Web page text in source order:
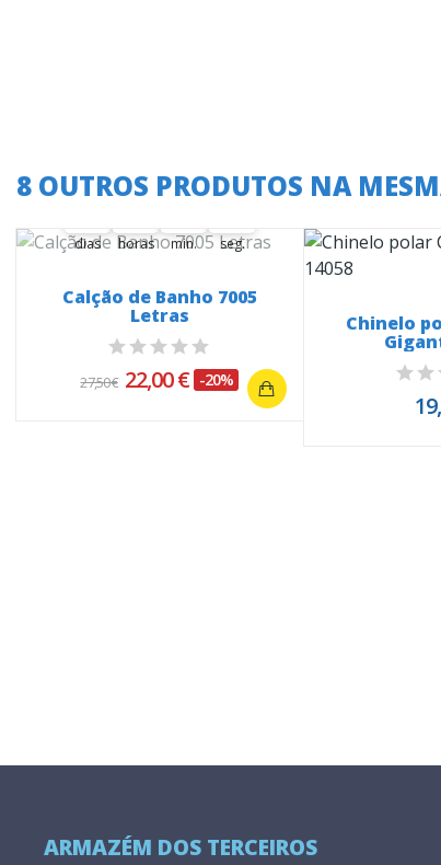
8 OUTROS PRODUTOS NA
38
38
00
dias
01
01
00
horas
14
14
00
min.
05
06
seg.
Calção de Banho 7005
Letras
27,50 € 22,00 € -20%
Chinelo
ARMAZÉM DOS TERCEIROS